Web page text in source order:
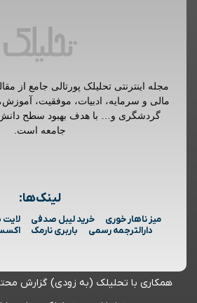
مجله اینترنتی تحلیلک پورتالی جامع از
مالی و سرمایه، ادبیات، موفقیت،
گردشگری و… با هدف بهبود سطح
جامعه است.
لینک‌ها:
میز ناهار خوری خرید لیبل صدفی
دارالترجمه رسمی
باربری نارمک
همکاری با تحلیلک (به زودی) گزارش